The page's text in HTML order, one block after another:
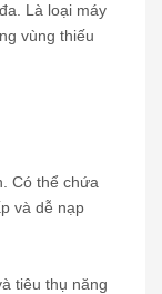
Là loại máy
vùng thiếu
Có thể chứa
và dễ nạp
tiêu thụ năng